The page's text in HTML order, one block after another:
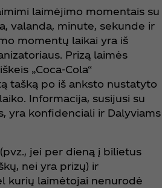
laimėjimo momentais su
valanda, minute, sekunde ir
momentų laikai yra iš
Prizą laimės
„Coca‑Cola“
tašką po iš anksto nustatyto
Informacija, susijusi su
yra konfidenciali ir Dalyviams
jei per dieną į bilietus
nei yra prizų) ir
kurių laimėtojai nenurodė